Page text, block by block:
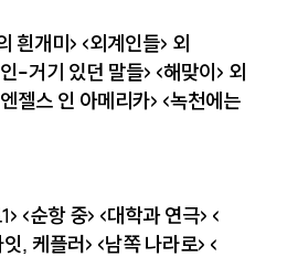
흰개미> <외계인들> 외
-거기 있던 말들> <해맞이> 외
젤스 인 아메리카> <녹천에는
<순항 중> <대학과 연극> <
, 케플러> <남쪽 나라로> <